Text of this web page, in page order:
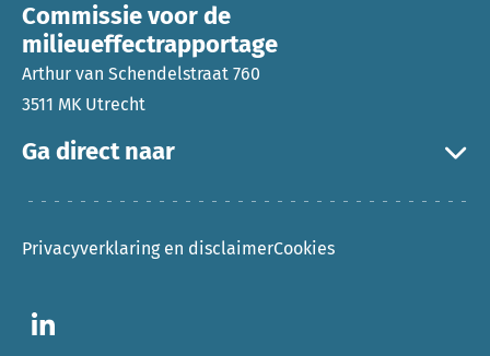
Ga direct naar
Commissie voor de
milieueffectrapportage
Arthur van Schendelstraat 760
3511 MK Utrecht
Privacyverklaring en disclaimerCookies
Ga naar LinkedIn